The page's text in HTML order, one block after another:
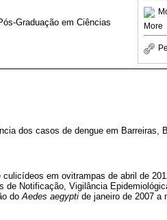
More
Graduação em Ciências
dos casos de dengue em Barreiras,
em ovitrampas de abril de
Notificação, Vigilância
doAedes aegypti de janeiro de 2007 a